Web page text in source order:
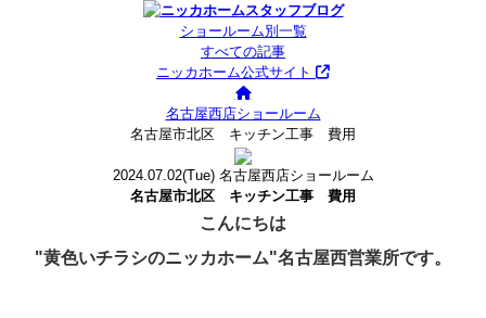
ショールーム別一覧
すべての記事
ニッカホーム公式サイト
名古屋西店ショールーム
名古屋市北区 キッチン工事 費用
2024.07.02(Tue)名古屋西店ショールーム
名古屋市北区 キッチン工事 費用
こんにちは
"黄色いチラシのニッカホーム"名古屋西営業所です。